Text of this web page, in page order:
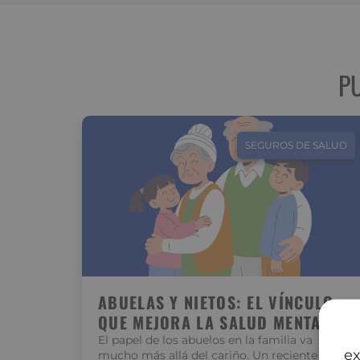
SEGUROS DE SALUD
ABUELAS Y NIETOS: EL VÍNCULO
QUE MEJORA LA SALUD MENTAL
El papel de los abuelos en la familia va
mucho más allá del cariño. Un reciente